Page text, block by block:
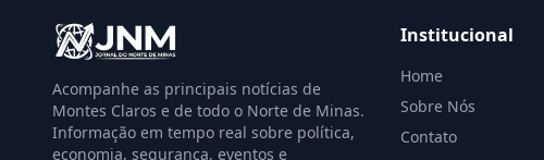
Acompanhe as principais notícias de
Montes Claros e de todo o Norte de Minas.
Informação em tempo real sobre política,
economia, segurança, eventos e
Institucional
Home
Sobre Nós
Contato